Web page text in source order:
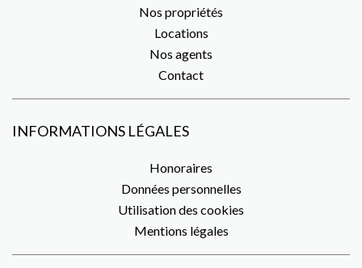
Nos propriétés
Locations
Nos agents
Contact
INFORMATIONS LÉGALES
Honoraires
Données personnelles
Utilisation des cookies
Mentions légales